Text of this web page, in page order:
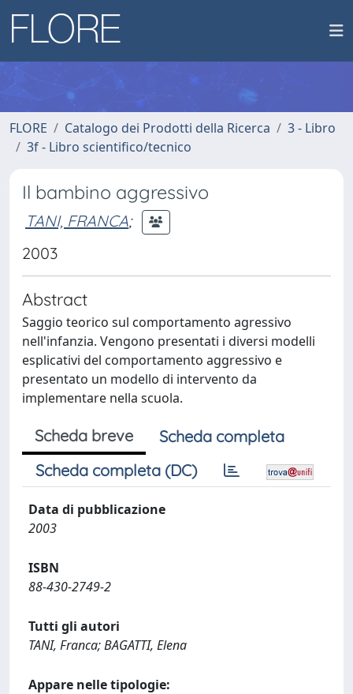
FLORE Catalogo dei Prodotti della Ricerca
3 - Libro
3f - Libro scientifico/tecnico
Il bambino aggressivo
TANI, FRANCA;
2003
Abstract
Saggio teorico sul comportamento agressivo
nell'infanzia. Vengono presentati i diversi modelli
esplicativi del comportamento aggressivo e
presentato un modello di intervento da
implementare nella scuola.
Scheda breve
Scheda completa
Scheda completa (DC)
Data di pubblicazione
2003
ISBN
88-430-2749-2
Tutti gli autori
TANI, Franca; BAGATTI, Elena
Appare nelle tipologie: